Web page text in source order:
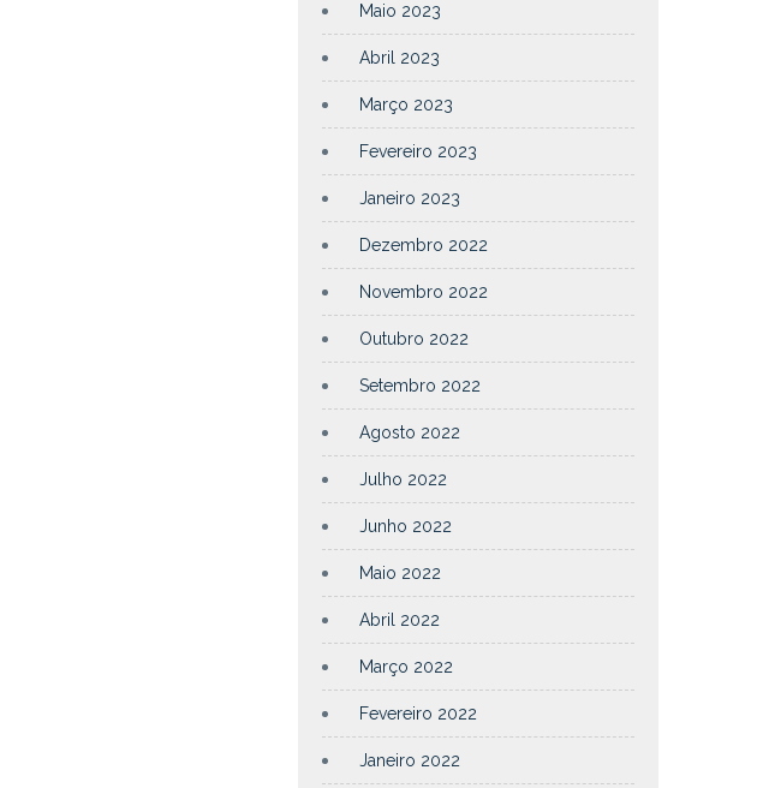
Maio 2023
Abril 2023
Março 2023
Fevereiro 2023
Janeiro 2023
Dezembro 2022
Novembro 2022
Outubro 2022
Setembro 2022
Agosto 2022
Julho 2022
Junho 2022
Maio 2022
Abril 2022
Março 2022
Fevereiro 2022
Janeiro 2022